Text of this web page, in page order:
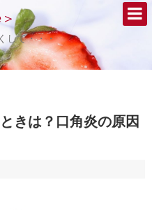
して・・・
きは？口角炎の原因